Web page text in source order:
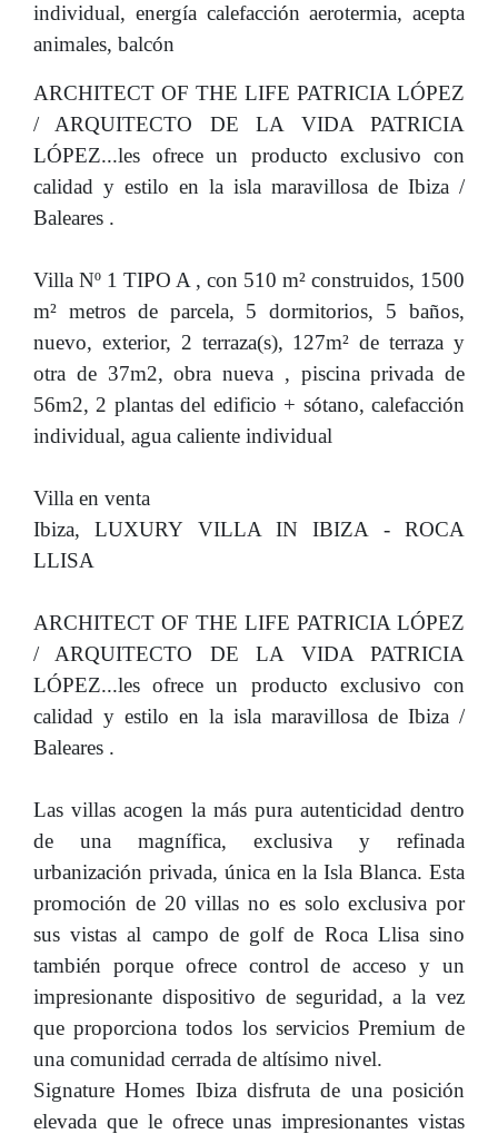
individual, energía calefacción aerotermia, acepta
animales, balcón
ARCHITECT OF THE LIFE PATRICIA LÓPEZ
/ ARQUITECTO DE LA VIDA PATRICIA
LÓPEZ...les ofrece un producto exclusivo con
calidad y estilo en la isla maravillosa de Ibiza /
Baleares .
Villa Nº 1 TIPO A , con 510 m² construidos, 1500
m² metros de parcela, 5 dormitorios, 5 baños,
nuevo, exterior, 2 terraza(s), 127m² de terraza y
otra de 37m2, obra nueva , piscina privada de
56m2, 2 plantas del edificio + sótano, calefacción
individual, agua caliente individual
Villa en venta
Ibiza, LUXURY VILLA IN IBIZA - ROCA
LLISA
ARCHITECT OF THE LIFE PATRICIA LÓPEZ
/ ARQUITECTO DE LA VIDA PATRICIA
LÓPEZ...les ofrece un producto exclusivo con
calidad y estilo en la isla maravillosa de Ibiza /
Baleares .
Las villas acogen la más pura autenticidad dentro
de una magnífica, exclusiva y refinada
urbanización privada, única en la Isla Blanca. Esta
promoción de 20 villas no es solo exclusiva por
sus vistas al campo de golf de Roca Llisa sino
también porque ofrece control de acceso y un
impresionante dispositivo de seguridad, a la vez
que proporciona todos los servicios Premium de
una comunidad cerrada de altísimo nivel.
Signature Homes Ibiza disfruta de una posición
elevada que le ofrece unas impresionantes vistas